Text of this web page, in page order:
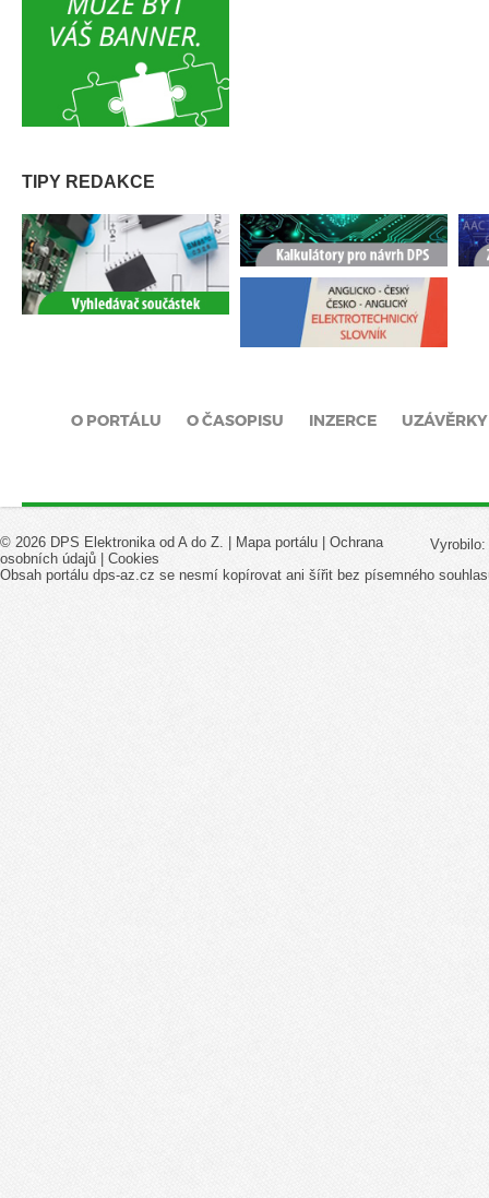
TIPY REDAKCE
O PORTÁLU O ČASOPISU INZERCE UZÁVĚRKY
Vyrobilo:
© 2026 DPS Elektronika od A do Z. | Mapa portálu
Ochrana
osobních údajů
Cookies
Obsah portálu dps-az.cz se nesmí kopírovat ani šířit bez písemného